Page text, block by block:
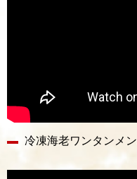
冷凍海老ワンタンメ